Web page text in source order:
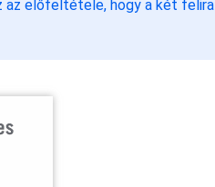
az előfeltétele, hogy a két